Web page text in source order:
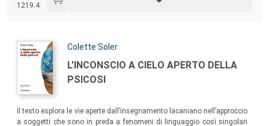
1219.4
Autori:
Colette Soler
Titolo:
L'INCONSCIO A CIELO APERTO DELLA
PSICOSI
Sommario:
Il testo esplora le vie aperte dall’insegnamento lacaniano nell’approccio
a soggetti che sono in preda a fenomeni di linguaggio così singolari